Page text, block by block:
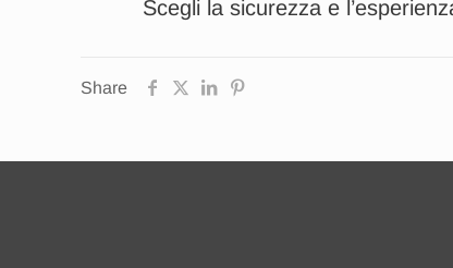
Scegli la sicurezza e
Share